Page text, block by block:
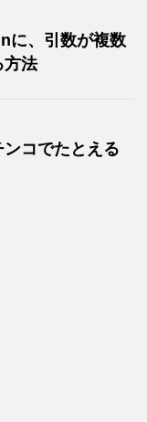
に、引数が複数
方法
コでたとえる